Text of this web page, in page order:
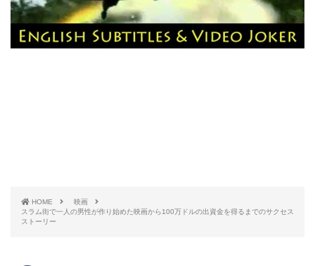
HOME
映画
スラム街で一人の男性が作り始めた映画から100万ドルの出資金を得るまでのサクセス
ストーリー